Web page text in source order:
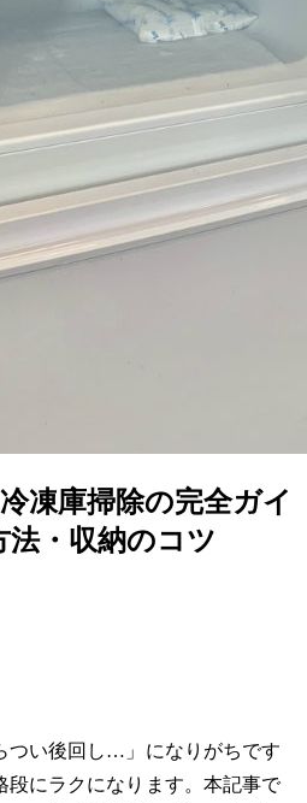
凍庫掃除の完全ガイ
法・収納のコツ
つい後回し…」になりがちです
段にラクになります。本記事で